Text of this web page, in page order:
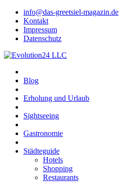
info@das-greetsiel-magazin.de
Kontakt
Impressum
Datenschutz
Blog
Erholung und Urlaub
Sightseeing
Gastronomie
Städteguide
Hotels
Shopping
Restaurants